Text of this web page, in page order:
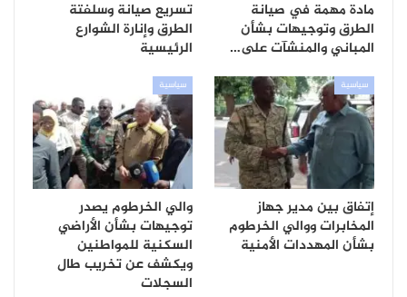
مادة مهمة في صيانة
الطرق وتوجيهات بشأن
المباني والمنشآت على…
تسريع صيانة وسلفتة
الطرق وإنارة الشوارع
الرئيسية
سياسية
إتفاق بين مدير جهاز
المخابرات ووالي الخرطوم
بشأن المهددات الأمنية
سياسية
والي الخرطوم يصدر
توجيهات بشأن الأراضي
السكنية للمواطنين
ويكشف عن تخريب طال
السجلات